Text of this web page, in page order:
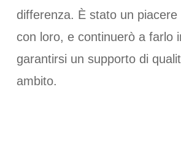
differenza. È stato un piacere
con loro, e continuerò a farlo
garantirsi un supporto di
ambito.